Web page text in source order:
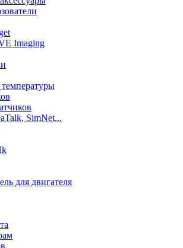
Imaging
SimNet...
для двигателя